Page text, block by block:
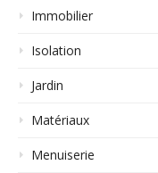
Immobilier
Isolation
Jardin
Matériaux
Menuiserie